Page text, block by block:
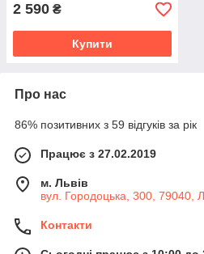
2 590 ₴
Купити
Про нас
86% позитивних з 59 відгуків за рік
Працює з 27.02.2019
м. Львів
вул. Городоцька, 300, 79040,
Контакти